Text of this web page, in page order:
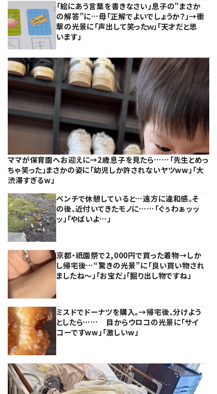
「絵にあう言葉を書きなさい」息子の”まさか
の解答”に…母「正解でよいでしょうか？」→衝
撃の光景に「声出して笑ったｗ」「天才だと思
います」
ママが保育園へお迎えに→2歳息子を見たら……「先生とめっ
ちゃ笑った」まさかの姿に「幼児しか許されないヤツww」「大
渋滞すぎるw」
ベンチで休憩していると…遠方に違和感。そ
の後、近付いてきたモノに……「ぐぅわぁッッ
ッ」「やばいよ…」
京都・祇園祭で2,000円で買った着物→しか
し帰宅後…“驚きの光景”に「良い買い物され
ましたね～」「お宝だ」「掘り出し物ですね」
ミスドでドーナツを購入。→帰宅後、分けよう
としたら…… 目からウロコの光景に「サイ
コーですww」「激しいw」